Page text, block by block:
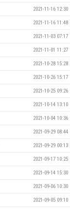
2021-11-16 12:30
2021-11-16 11:48
2021-11-03 07:17
2021-11-01 11:27
2021-10-28 15:28
2021-10-26 15:17
2021-10-25 09:26
2021-10-14 13:10
2021-10-04 10:36
2021-09-29 08:44
2021-09-29 00:13
2021-09-17 10:25
2021-09-14 15:30
2021-09-06 10:30
2021-09-05 09:10